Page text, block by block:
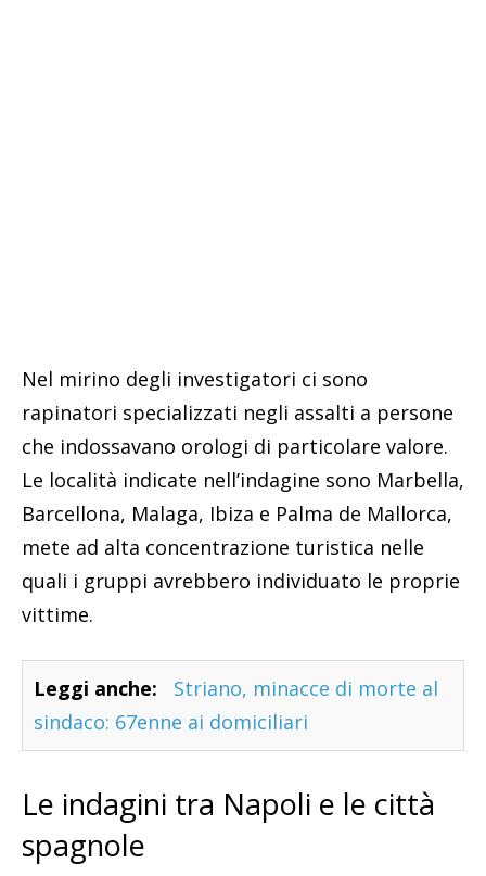
Nel mirino degli investigatori ci sono
rapinatori specializzati negli assalti a persone
che indossavano orologi di particolare valore.
Le località indicate nell’indagine sono Marbella,
Barcellona, Malaga, Ibiza e Palma de Mallorca,
mete ad alta concentrazione turistica nelle
quali i gruppi avrebbero individuato le proprie
vittime.
Leggi anche:
Striano, minacce di morte al
sindaco: 67enne ai domiciliari
Le indagini tra Napoli e le città
spagnole